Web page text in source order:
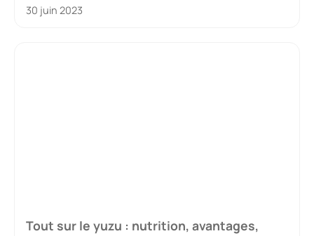
30 juin 2023
Tout sur le yuzu : nutrition, avantages,